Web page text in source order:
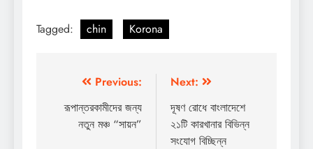
Tagged: chin Korona
navigation
Previous:
রূপান্তরকামীদের জন্য
নতুন মঞ্চ “সায়ন”
Next:
দূষণ রোধে বাংলাদেশে
২১টি কারখানার বিভিন্ন
সংযোগ বিচ্ছিন্ন